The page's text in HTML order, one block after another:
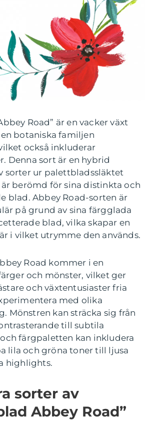
Road” är en vacker växt
botaniska familjen
också inkluderar
Denna sort är en hybrid
sorter ur palettbladssläktet
är berömd för sina distinkta och
blad. Abbey Road-sorten är
på grund av sina färgglada
blad, vilka skapar en
i vilket utrymme den används.
Road kommer i en
och mönster, vilket ger
och växtentusiaster fria
med olika
Mönstren kan sträcka sig från
till subtila
färgpaletten kan inkludera
lila och gröna toner till ljusa
highlights.
sorter av
Abbey Road”